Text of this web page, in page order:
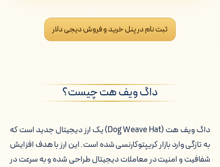
خرید داگ ویف هت از صرافی معتبر
قیمت لحظه ای داگ ویف هت
تغییرات قیمت داگ ویف هت
بهترین کیف پول های داگ ویف هت
ثبت نام در پنل خرید و فروش دیجی دلار
داگ ویف هت چیست؟
داگ ویف هت (Dog Weave Hat) یک ارز دیجیتال جدید است که
به تازگی وارد بازار کریپتوکارنسی شده است. این ارز با هدف افزایش
شفافیت و امنیت در معاملات دیجیتال طراحی شده و به سرعت در